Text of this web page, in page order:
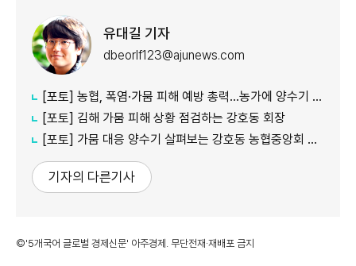
유대길 기자
dbeorlf123@ajunews.com
[포토] 농협, 폭염·가뭄 피해 예방 총력…농가에 양수기 지원
[포토] 김해 가뭄 피해 상황 점검하는 강호동 회장
[포토] 가뭄 대응 양수기 살펴보는 강호동 농협중앙회 회장
기자의 다른기사
©'5개국어 글로벌 경제신문' 아주경제. 무단전재·재배포 금지